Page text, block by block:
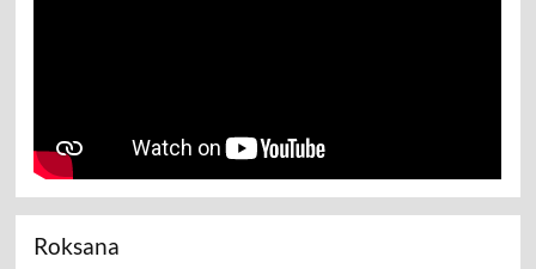
Roksana